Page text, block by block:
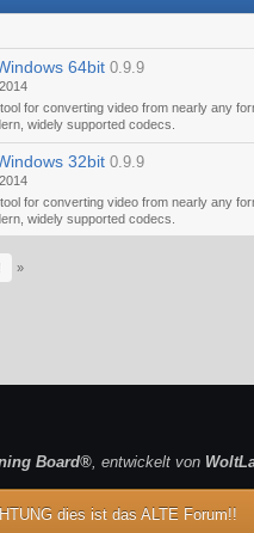
64bit 0.9.9
for converting video from nearly any
widely supported codecs.
32bit 0.9.9
for converting video from nearly any
widely supported codecs.
»
Board®, entwickelt von
dies ist das ALTE Forum!!